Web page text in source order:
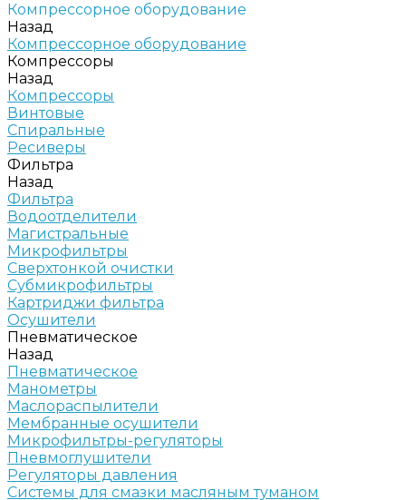
Компрессорное оборудование
Назад
Компрессорное оборудование
Компрессоры
Назад
Компрессоры
Винтовые
Спиральные
Ресиверы
Фильтра
Назад
Фильтра
Водоотделители
Магистральные
Микрофильтры
Сверхтонкой очистки
Субмикрофильтры
Картриджи фильтра
Осушители
Пневматическое
Назад
Пневматическое
Манометры
Маслораспылители
Мембранные осушители
Микрофильтры-регуляторы
Пневмоглушители
Регуляторы давления
Системы для смазки масляным туманом